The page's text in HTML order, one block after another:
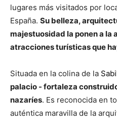
lugares más visitados por
España. Su belleza,
majestuosidad la ponen a la
atracciones turísticas que
Situada en la colina de la
palacio - fortaleza
nazaríes. Es reconocida en
auténtica maravilla de la